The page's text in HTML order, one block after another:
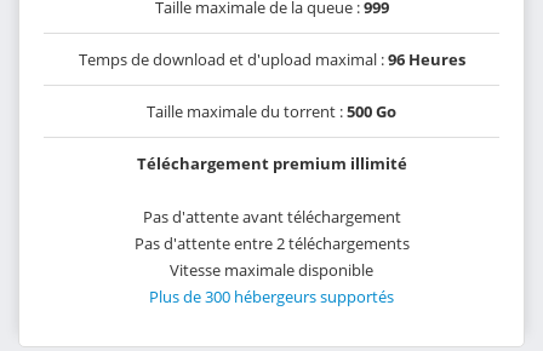
Taille maximale de la queue :999
Temps de download et d'upload maximal :96 Heures
Taille maximale du torrent :500 Go
Téléchargement premium illimité
Pas d'attente avant téléchargement
Pas d'attente entre 2 téléchargements
Vitesse maximale disponible
Plus de 300 hébergeurs supportés